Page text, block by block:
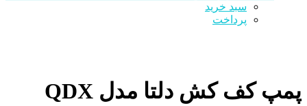
سبد خرید
پرداخت
پمپ کف کش دلتا مدل QDX